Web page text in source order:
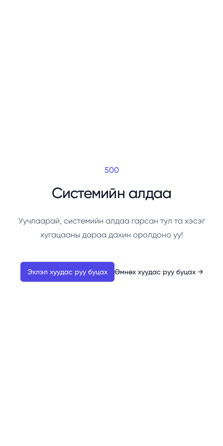
500
Системийн алдаа
Уучлаарай, системийн алдаа гарсан тул та хэсэг
хугацааны дараа дахин оролдоно уу!
Эхлэл хуудас руу буцах Өмнөх хуудас руу буцах →